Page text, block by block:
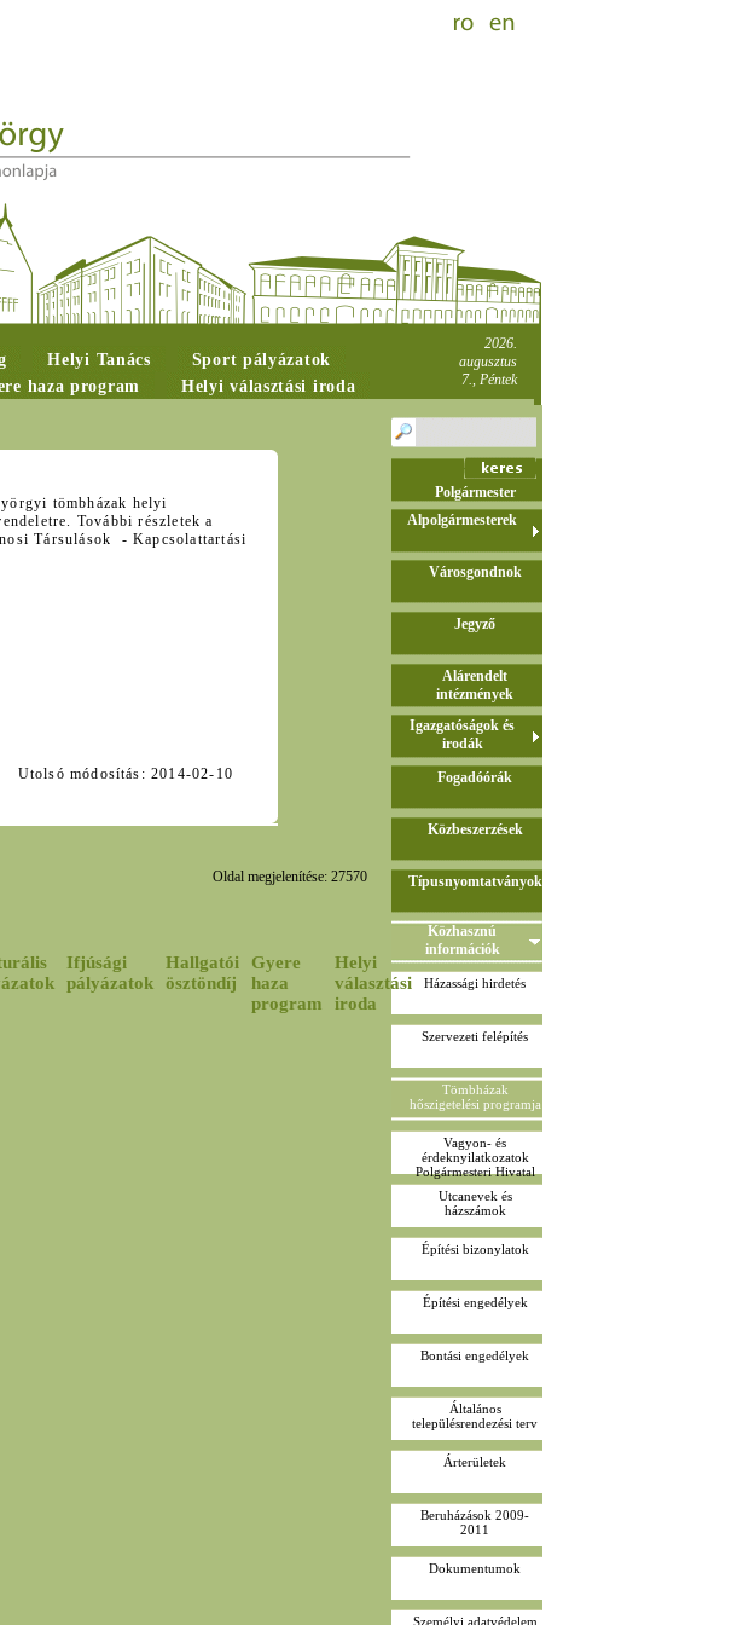
Helyi Tanács
Sport pályázatok
haza program Helyi választási iroda
2026.
augusztus
7., Péntek
tömbházak helyi
További részletek a
Társulások - Kapcsolattartási
Utolsó módosítás: 2014-02-10
Oldal megjelenítése: 27570
Ifjúsági
pályázatok
Hallgatói
ösztöndíj
Gyere
haza
program
Helyi
választási
iroda
Polgármester
Alpolgármesterek
Városgondnok
Jegyző
Alárendelt
intézmények
Igazgatóságok és
irodák
Fogadóórák
Közbeszerzések
Típusnyomtatványok
Közhasznú
információk
Házassági hirdetés
Szervezeti felépítés
Tömbházak
hőszigetelési programja
Vagyon- és
érdeknyilatkozatok
Polgármesteri Hivatal
Utcanevek és
házszámok
Építési bizonylatok
Építési engedélyek
Bontási engedélyek
Általános
településrendezési terv
Árterületek
Beruházások 2009-
2011
Dokumentumok
Személyi adatvédelem